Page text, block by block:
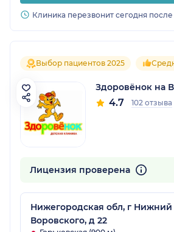
Клиника перезвонит сегодня
Выбор пациентов 2025
Здоровёнок на
4.7 102 отзыва
Лицензия проверена
Нижегородская обл, г Нижний
Воровского, д 22